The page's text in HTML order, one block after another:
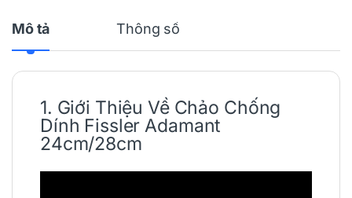
Mô tả Thông số
1. Giới Thiệu Về Chảo Chống
Dính Fissler Adamant
24cm/28cm